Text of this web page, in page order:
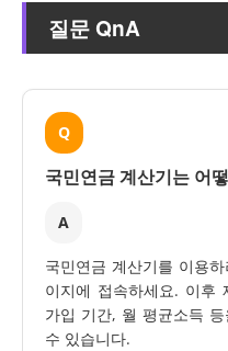
질문 QnA
Q
국민연금 계산기는 어
A
국민연금 계산기를 이용
이지에 접속하세요. 이후
가입 기간, 월 평균소득
수 있습니다.